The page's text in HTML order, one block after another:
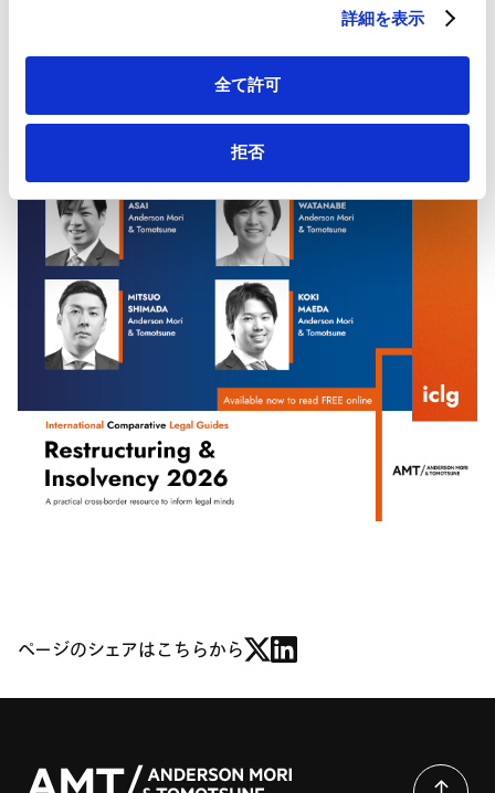
詳細を表示
全て許可
拒否
Legal Guide - Restructuring & Insolvency 2026
ページのシェアはこちらから